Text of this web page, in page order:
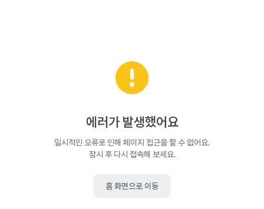
에러가 발생했어요
일시적인 오류로 인해 페이지 접근을 할 수 없어요.
잠시 후 다시 접속해 보세요.
홈 화면으로 이동